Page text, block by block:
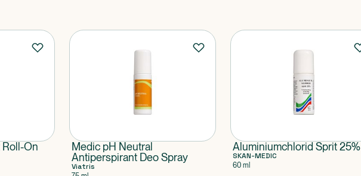
Roll-On
Medic pH Neutral
Antiperspirant Deo Spray
Viatris
Aluminiumchlorid Sprit 25%
SKAN-MEDIC
60 ml